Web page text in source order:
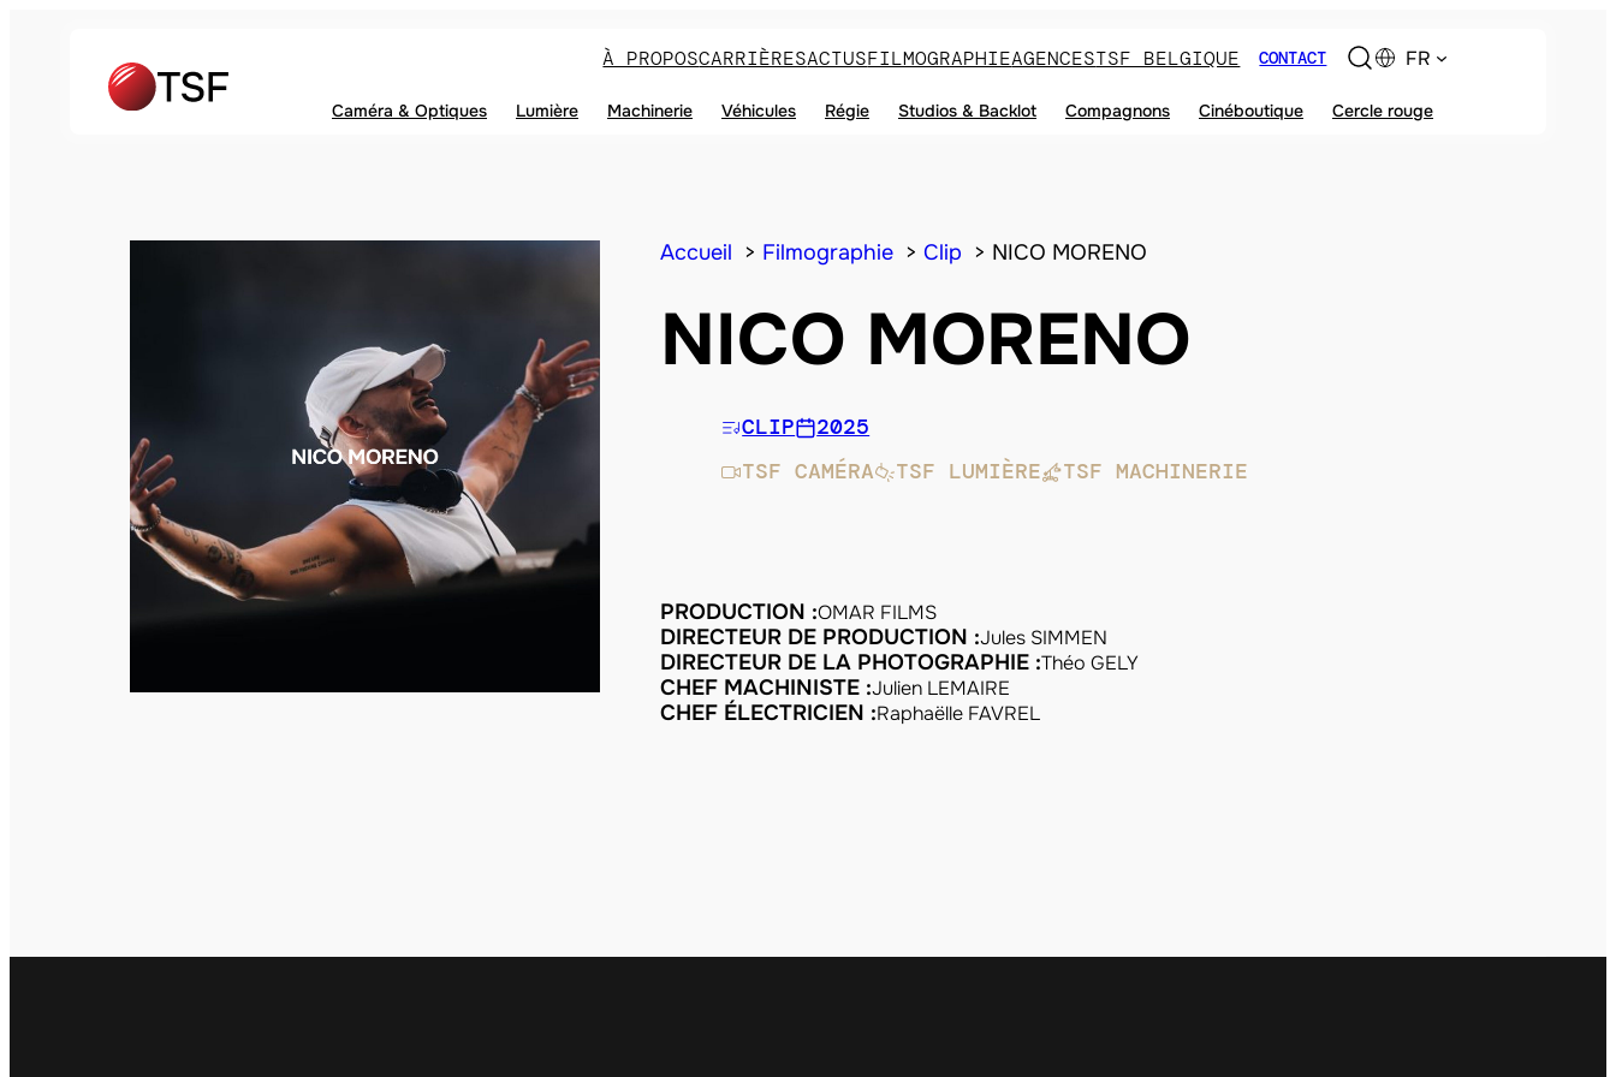
À PROPOSCARRIÈRESACTUSFILMOGRAPHIEAGENCESTSF BELGIQUE CONTACT FR
Caméra & Optiques Lumière Machinerie Véhicules Régie Studios & Backlot Compagnons Cinéboutique Cercle rouge
Accueil Filmographie Clip NICO MORENO
NICO MORENO
CLIP
2025
TSF CAMÉRA
TSF LUMIÈRE TSF MACHINERIE
PRODUCTION :OMAR FILMS
DIRECTEUR DE PRODUCTION :Jules SIMMEN
DIRECTEUR DE LA PHOTOGRAPHIE :Théo GELY
CHEF MACHINISTE :Julien LEMAIRE
CHEF ÉLECTRICIEN :Raphaëlle FAVREL